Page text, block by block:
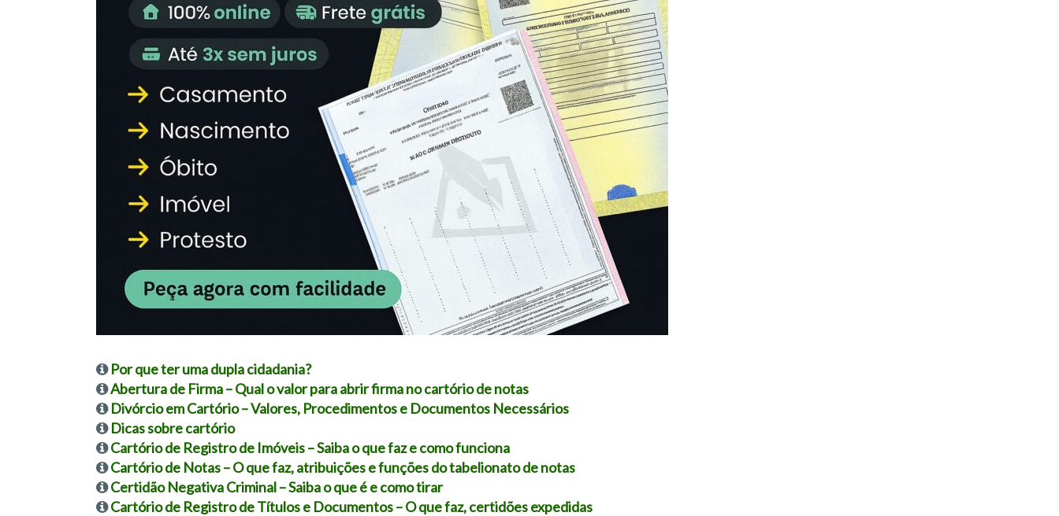
Por que ter uma dupla cidadania?
Abertura de Firma – Qual o valor para abrir firma no cartório de notas
Divórcio em Cartório – Valores, Procedimentos e Documentos Necessários
Dicas sobre cartório
Cartório de Registro de Imóveis – Saiba o que faz e como funciona
Cartório de Notas – O que faz, atribuições e funções do tabelionato de notas
Certidão Negativa Criminal – Saiba o que é e como tirar
Cartório de Registro de Títulos e Documentos – O que faz, certidões expedidas